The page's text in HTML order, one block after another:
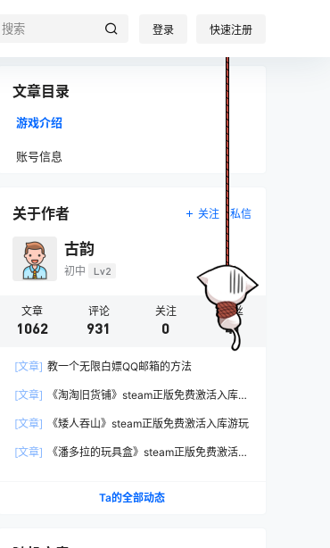
登录 快速注册
文章目录
游戏介绍
账号信息
关于作者 关注 私信
古韵
初中 Lv2
文章
1062
评论
931
关注
0
粉丝
41
[文章] 教一个无限白嫖QQ邮箱的方法
[文章]
《淘淘旧货铺》steam正版免费激活入库游
[文章]
《矮人吞山》steam正版免费激活入库游玩
[文章]
《潘多拉的玩具盒》steam正版免费激活入
Ta的全部动态